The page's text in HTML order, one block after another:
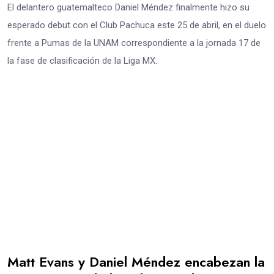
El delantero guatemalteco Daniel Méndez finalmente hizo su
esperado debut con el Club Pachuca este 25 de abril, en el duelo
frente a Pumas de la UNAM correspondiente a la jornada 17 de
la fase de clasificación de la Liga MX.
Matt Evans y Daniel Méndez encabezan la